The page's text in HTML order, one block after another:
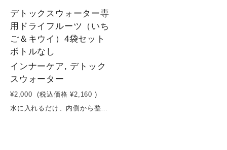
デトックスウォーター専
用ドライフルーツ（いち
ご＆キウイ）4袋セット
ボトルなし
インナーケア, デトック
スウォーター
¥2,000 (税込価格 ¥2,160 )
水に入れるだけ、内側から整う。いちご＆キウイで始める、デトックスウォーター習慣いちごとキウイを中心に、相性の良いフルーツを組み合わせたデトックスウォーター用ドライフルーツ3種セット。砂糖・保存料を使わず、果実そのものの甘みと栄養をぎゅっと凝縮しました。水に入れるだけで、ビタミンやミネラルがゆっくり溶け出し、毎日の水分補給が“美容時間”に変わります。いちごのやさしい甘みとキウイの爽やかな酸味が、すっきりと飲みやすい味わいに。忙しい日々でも無理なく続けられる、シンプルなインナーケア習慣を。原材料：いちご（長野県産） キウイ（長野県産）容量：16g×4袋賞味期限：製造日から６ヶ月